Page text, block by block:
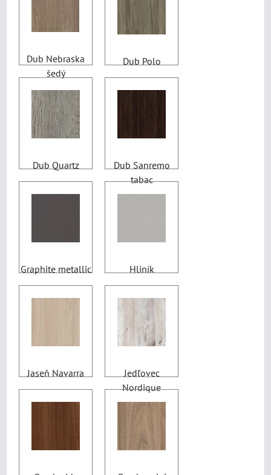
Dub Nebraska
šedý
Dub Polo
Dub Quartz
Dub Sanremo
tabac
Graphite metallic Hliník
Jaseň Navarra
Jedľovec
Nordique